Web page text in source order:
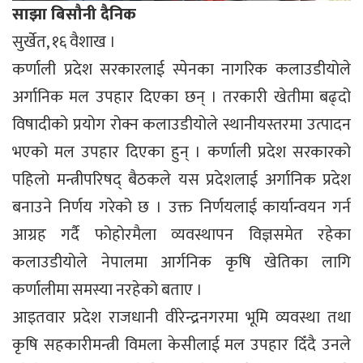
साझा बिसौनी दैनिक
सुर्खेत, १६ वैशाख ।
कर्णाली प्रदेश सरकारलाई स्पेनका नागरिक कलाउडीयोले
अर्गानिक मल उपहार दिएका छन् । तरकारी खेतीमा बढ्दो
विषादीको प्रयोग रोक्न कलाउडीयोले स्थानीयस्तरमा उत्पादन
भएको मल उपहार दिएका हुन् । कर्णाली प्रदेश सरकारको
पहिलो मन्त्रीपरिषद् बैठकले यस प्रदेशलाई अर्गानिक प्रदेश
बनाउने निर्णय गरेको छ । उक्त निर्णयलाई कार्यान्वयन गर्न
आग्रह गर्दै फोहोरमैला व्यवस्थापन विज्ञसमेत रहेका
कलाउडीयोले नेपालमा आर्गनिक कृषि खेतिका लागि
कर्णालीमा समस्या नरहेको बताए ।
आइतवार प्रदेश राजधानी वीरेन्द्रनगरमा भूमि व्यवस्था तथा
कृषि सहकारीमन्त्री विमला केसीलाई मल उपहार दिँदै उनले